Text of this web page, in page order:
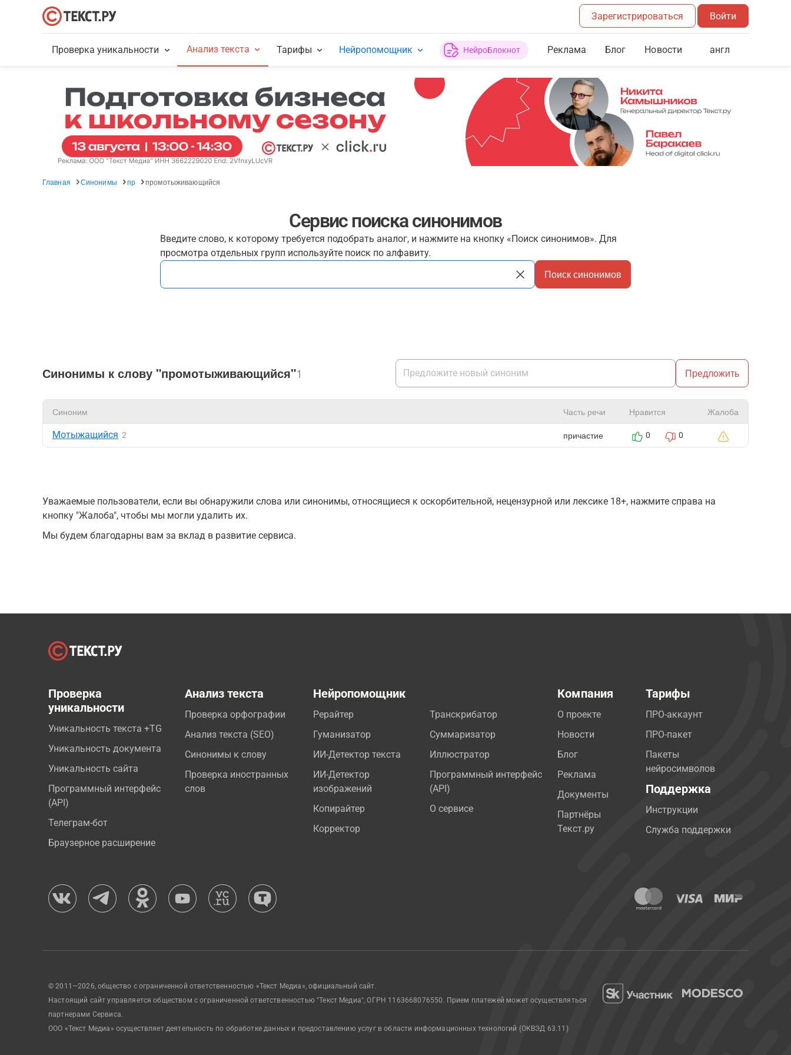
Зарегистрироваться Войти
Проверка уникальности Анализ текста Тарифы Нейропомощник НейроБлокнот Реклама Блог Новости англ
Главная Синонимы пр промотыживающийся
Сервис поиска синонимов
Введите слово, к которому требуется подобрать аналог, и нажмите на кнопку «Поиск синонимов». Для
просмотра отдельных групп используйте поиск по алфавиту.
Поиск синонимов
Синонимы к слову "промотыживающийся"1 Предложить
Синоним Часть речи Нравится Жалоба
Мотыжащийся 2 причастие 0 0
Уважаемые пользователи, если вы обнаружили слова или синонимы, относящиеся к оскорбительной, нецензурной или лексике 18+, нажмите справа на
кнопку "Жалоба", чтобы мы могли удалить их.
Мы будем благодарны вам за вклад в развитие сервиса.
Проверка
уникальности
Уникальность текста +TG
Уникальность документа
Уникальность сайта
Программный интерфейс
(API)
Телеграм-бот
Браузерное расширение
Анализ текста
Проверка орфографии
Анализ текста (SEO)
Синонимы к слову
Проверка иностранных
слов
Нейропомощник
Рерайтер
Гуманизатор
ИИ-Детектор текста
ИИ-Детектор
изображений
Копирайтер
Корректор
Транскрибатор
Суммаризатор
Иллюстратор
Программный интерфейс
(API)
О сервисе
Компания
О проекте
Новости
Блог
Реклама
Документы
Партнёры
Текст.ру
Тарифы
ПРО-аккаунт
ПРО-пакет
Пакеты
нейросимволов
Поддержка
Инструкции
Служба поддержки
© 2011—2026, общество с ограниченной ответственностью «Текст Медиа», официальный сайт.
Настоящий сайт управляется обществом с ограниченной ответственностью "Текст Медиа", ОГРН 1163668076550. Прием платежей может осуществляться
партнерами Сервиса.
ООО «Текст Медиа» осуществляет деятельность по обработке данных и предоставлению услуг в области информационных технологий (ОКВЭД 63.11)